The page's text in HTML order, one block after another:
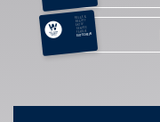
RELAX &
BEAUTY
AKTIV
GENUSS
FAMILIE
GUTSCHEIN